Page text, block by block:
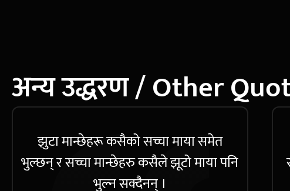
अन्य उद्धरण / Other
झुटा मान्छेहरू कसैको सच्चा माया समेत
भुल्छन् र सच्चा मान्छेहरु कसैले झूटो माया पनि
भुल्न सक्दैनन् ।